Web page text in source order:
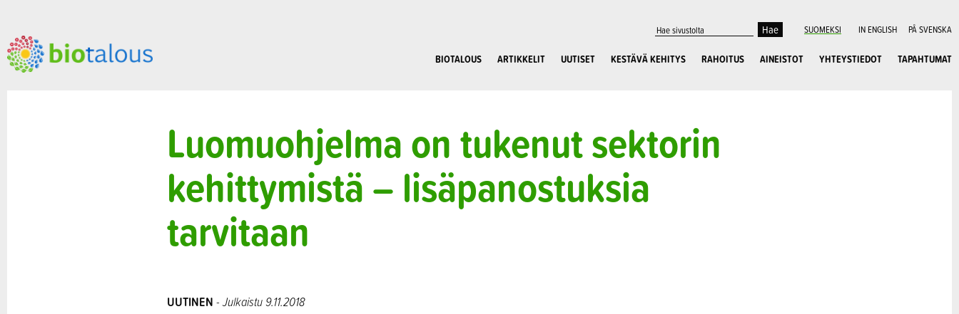
SUOMEKSI IN ENGLISH PÅ SVENSKA
BIOTALOUS ARTIKKELIT UUTISET KESTÄVÄ KEHITYS RAHOITUS AINEISTOT YHTEYSTIEDOT TAPAHTUMAT
Luomuohjelma on tukenut sektorin
kehittymistä – lisäpanostuksia
tarvitaan
UUTINEN - Julkaistu 9.11.2018